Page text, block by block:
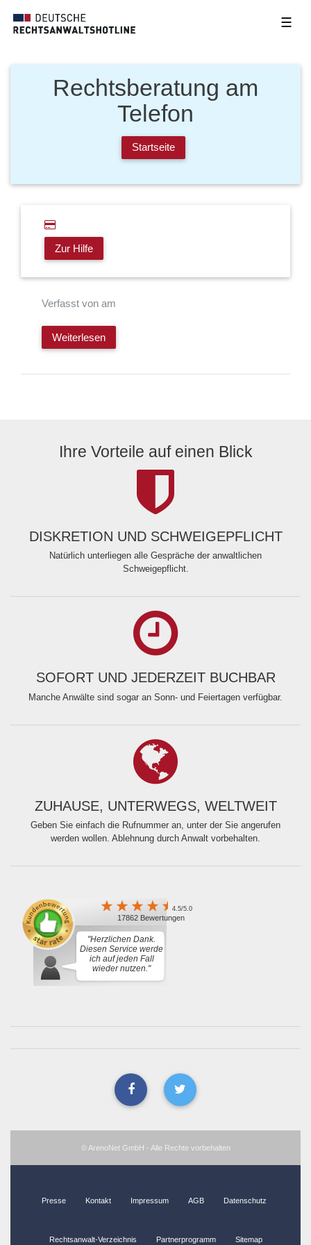
☰
Rechtsberatung am
Telefon
Startseite
Zur Hilfe
Verfasst von am
Weiterlesen
Ihre Vorteile auf einen Blick
DISKRETION UND SCHWEIGEPFLICHT
Natürlich unterliegen alle Gespräche der anwaltlichen
Schweigepflicht.
SOFORT UND JEDERZEIT BUCHBAR
Manche Anwälte sind sogar an Sonn- und Feiertagen verfügbar.
ZUHAUSE, UNTERWEGS, WELTWEIT
Geben Sie einfach die Rufnummer an, unter der Sie angerufen
werden wollen. Ablehnung durch Anwalt vorbehalten.
4.5/5.0
17862 Bewertungen
"Herzlichen Dank.
Diesen Service werde
ich auf jeden Fall
wieder nutzen."
© ArenoNet GmbH - Alle Rechte vorbehalten
Presse Kontakt Impressum AGB Datenschutz
Rechtsanwalt-Verzeichnis Partnerprogramm Sitemap